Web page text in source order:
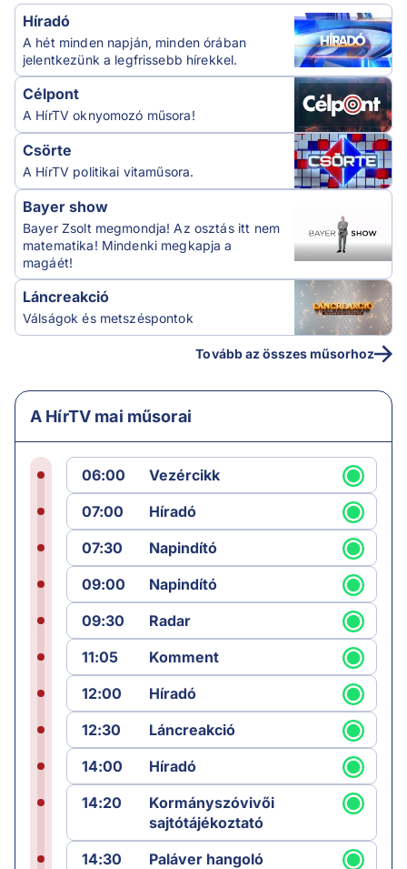
Híradó
A hét minden napján, minden órában
jelentkezünk a legfrissebb hírekkel.
Célpont
A HírTV oknyomozó műsora!
Csörte
A HírTV politikai vitaműsora.
Bayer show
Bayer Zsolt megmondja! Az osztás itt nem
matematika! Mindenki megkapja a
magáét!
Láncreakció
Válságok és metszéspontok
Tovább az összes műsorhoz
A HírTV mai műsorai
06:00
Vezércikk
07:00
Híradó
07:30
Napindító
09:00
Napindító
09:30
Radar
11:05
Komment
12:00
Híradó
12:30
Láncreakció
14:00
Híradó
14:20
Kormányszóvivői
sajtótájékoztató
14:30
Paláver hangoló